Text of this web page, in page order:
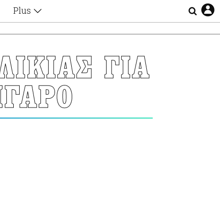
Plus
Αφιερώματα
Ζώδια
Εξομολογήσεις
Blogs
Οι Αθηναίοι
Απώλειες
ΓΙΑ